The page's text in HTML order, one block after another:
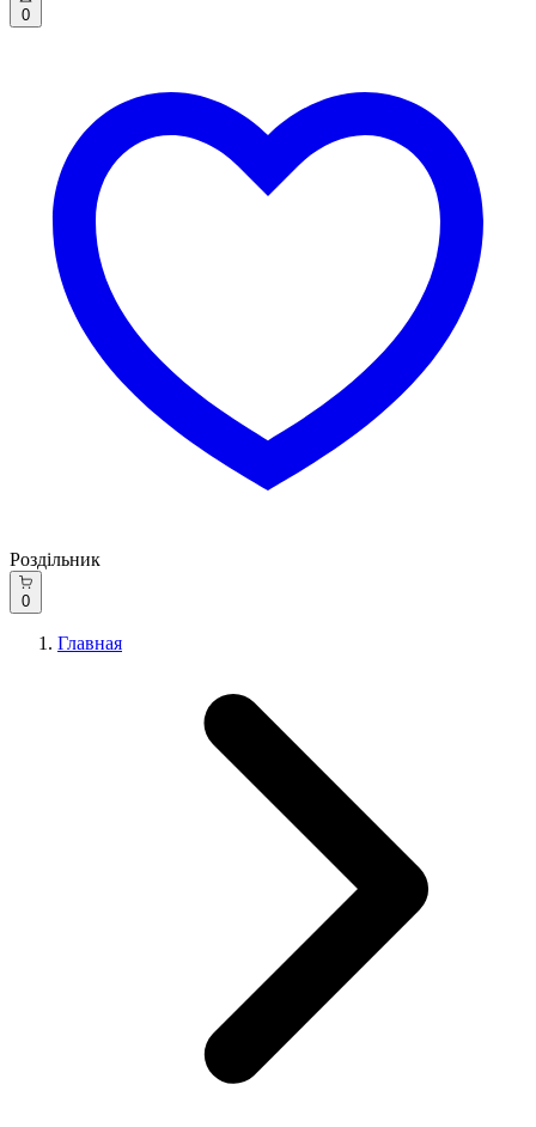
0
Роздільник
0
Главная